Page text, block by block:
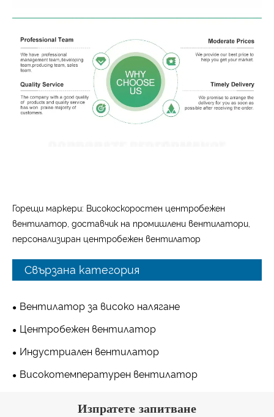
Горещи маркери: Високоскоростен центробежен
вентилатор, доставчик на промишлени вентилатори,
персонализиран центробежен вентилатор
Свързана категория
Вентилатор за високо налягане
Центробежен вентилатор
Индустриален вентилатор
Високотемпературен вентилатор
Изпратете запитване